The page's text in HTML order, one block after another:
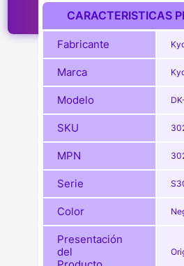
CARACTERISTICAS
Fabricante
Marca
Modelo
SKU
MPN
Serie
Color
Presentación
del